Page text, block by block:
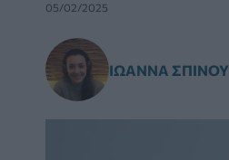
05/02/2025
ΙΩΆΝΝΑ ΣΠΊΝΟΥ